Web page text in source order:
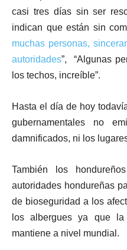
casi tres días sin ser
indican que están sin
muchas personas,
autoridades”, “Algunas
los techos, increíble”.
Hasta el día de hoy
gubernamentales no
damnificados, ni los
También los
autoridades hondureñas
de bioseguridad a los
los albergues ya que
mantiene a nivel mundial.